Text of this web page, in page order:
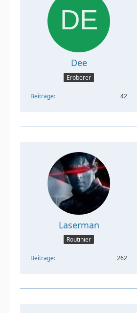
Dee
Eroberer
Beiträge 42
Laserman
Routinier
Beiträge 262